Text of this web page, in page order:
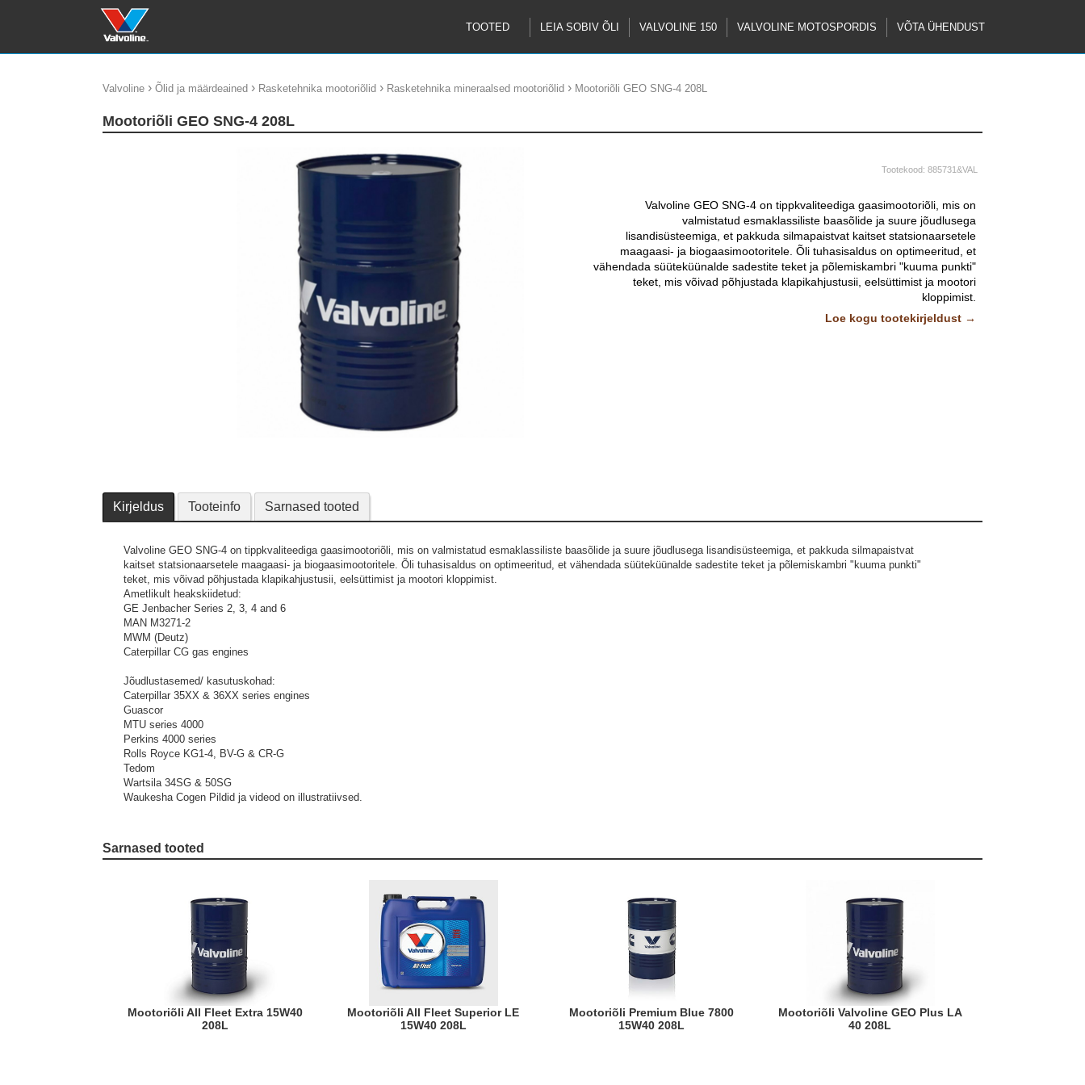
TOOTED LEIA SOBIV ÕLI VALVOLINE 150 VALVOLINE MOTOSPORDIS VÕTA ÜHENDUST
Valvoline › Õlid ja määrdeained › Rasketehnika mootoriõlid › Rasketehnika mineraalsed mootoriõlid › Mootoriõli GEO SNG-4 208L
Mootoriõli GEO SNG-4 208L
Tootekood: 885731&VAL
Valvoline GEO SNG-4 on tippkvaliteediga gaasimootoriõli, mis on
valmistatud esmaklassiliste baasõlide ja suure jõudlusega
lisandisüsteemiga, et pakkuda silmapaistvat kaitset statsionaarsetele
maagaasi- ja biogaasimootoritele. Õli tuhasisaldus on optimeeritud, et
vähendada süüteküünalde sadestite teket ja põlemiskambri "kuuma punkti"
teket, mis võivad põhjustada klapikahjustusii, eelsüttimist ja mootori
kloppimist.
Ametlikult heakskiidetud:
GE Jenbacher Series 2, 3, 4 and 6
Loe kogu tootekirjeldust →
Kirjeldus Tooteinfo Sarnased tooted
Valvoline GEO SNG-4 on tippkvaliteediga gaasimootoriõli, mis on valmistatud esmaklassiliste baasõlide ja suure jõudlusega lisandisüsteemiga, et pakkuda silmapaistvat
kaitset statsionaarsetele maagaasi- ja biogaasimootoritele. Õli tuhasisaldus on optimeeritud, et vähendada süüteküünalde sadestite teket ja põlemiskambri "kuuma punkti"
teket, mis võivad põhjustada klapikahjustusii, eelsüttimist ja mootori kloppimist.
Ametlikult heakskiidetud:
GE Jenbacher Series 2, 3, 4 and 6
MAN M3271-2
MWM (Deutz)
Caterpillar CG gas engines
Jõudlustasemed/ kasutuskohad:
Caterpillar 35XX & 36XX series engines
Guascor
MTU series 4000
Perkins 4000 series
Rolls Royce KG1-4, BV-G & CR-G
Tedom
Wartsila 34SG & 50SG
Waukesha Cogen Pildid ja videod on illustratiivsed.
Sarnased tooted
Mootoriõli All Fleet Extra 15W40
208L
Mootoriõli All Fleet Superior LE
15W40 208L
Mootoriõli Premium Blue 7800
15W40 208L
Mootoriõli Valvoline GEO Plus LA
40 208L